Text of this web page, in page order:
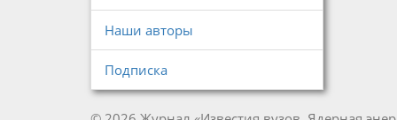
Наши авторы
Подписка